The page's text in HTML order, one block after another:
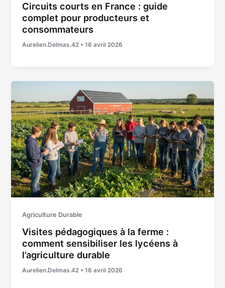
Circuits courts en France : guide
complet pour producteurs et
consommateurs
Aurelien.Delmas.42 •16 avril 2026
Agriculture Durable
Visites pédagogiques à la ferme :
comment sensibiliser les lycéens à
l’agriculture durable
Aurelien.Delmas.42 •16 avril 2026